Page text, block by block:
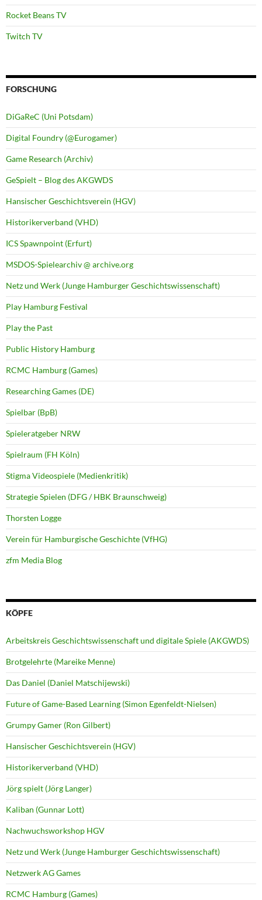
Rocket Beans TV
Twitch TV
FORSCHUNG
DiGaReC (Uni Potsdam)
Digital Foundry (@Eurogamer)
Game Research (Archiv)
GeSpielt – Blog des AKGWDS
Hansischer Geschichtsverein (HGV)
Historikerverband (VHD)
ICS Spawnpoint (Erfurt)
MSDOS-Spielearchiv @ archive.org
Netz und Werk (Junge Hamburger Geschichtswissenschaft)
Play Hamburg Festival
Play the Past
Public History Hamburg
RCMC Hamburg (Games)
Researching Games (DE)
Spielbar (BpB)
Spieleratgeber NRW
Spielraum (FH Köln)
Stigma Videospiele (Medienkritik)
Strategie Spielen (DFG / HBK Braunschweig)
Thorsten Logge
Verein für Hamburgische Geschichte (VfHG)
zfm Media Blog
KÖPFE
Arbeitskreis Geschichtswissenschaft und digitale Spiele (AKGWDS)
Brotgelehrte (Mareike Menne)
Das Daniel (Daniel Matschijewski)
Future of Game-Based Learning (Simon Egenfeldt-Nielsen)
Grumpy Gamer (Ron Gilbert)
Hansischer Geschichtsverein (HGV)
Historikerverband (VHD)
Jörg spielt (Jörg Langer)
Kaliban (Gunnar Lott)
Nachwuchsworkshop HGV
Netz und Werk (Junge Hamburger Geschichtswissenschaft)
Netzwerk AG Games
RCMC Hamburg (Games)